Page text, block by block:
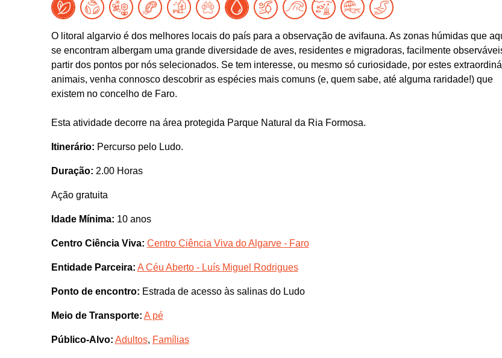
O litoral algarvio é dos melhores locais do país para a observação de avifauna. As zonas húmidas que
se encontram albergam uma grande diversidade de aves, residentes e migradoras, facilmente
partir dos pontos por nós selecionados. Se tem interesse, ou mesmo só curiosidade, por estes
animais, venha connosco descobrir as espécies mais comuns (e, quem sabe, até alguma raridade!) que
existem no concelho de Faro.
Esta atividade decorre na área protegida Parque Natural da Ria Formosa.
Itinerário: Percurso pelo Ludo.
Duração: 2.00 Horas
Ação gratuita
Idade Mínima: 10 anos
Centro Ciência Viva: Centro Ciência Viva do Algarve - Faro
Entidade Parceira: A Céu Aberto - Luís Miguel Rodrigues
Ponto de encontro: Estrada de acesso às salinas do Ludo
Meio de Transporte: A pé
Público-Alvo: Adultos, Famílias